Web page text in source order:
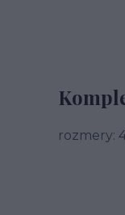
rozmery: